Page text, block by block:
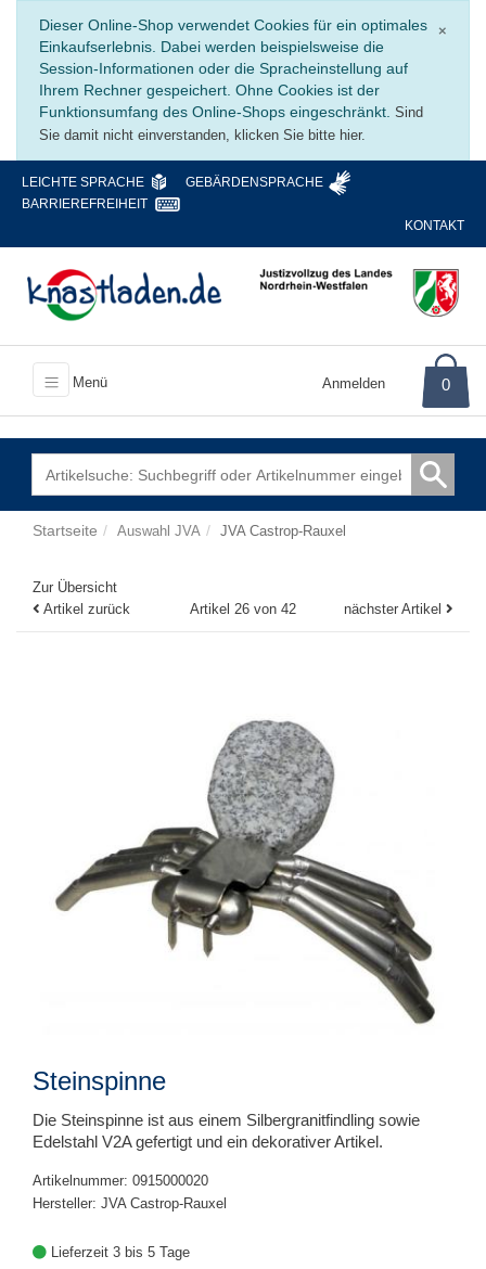
×
Dieser Online-Shop verwendet Cookies für ein optimales
Einkaufserlebnis. Dabei werden beispielsweise die
Session-Informationen oder die Spracheinstellung auf
Ihrem Rechner gespeichert. Ohne Cookies ist der
Funktionsumfang des Online-Shops eingeschränkt. Sind
Sie damit nicht einverstanden, klicken Sie bitte hier.
LEICHTE SPRACHE
GEBÄRDENSPRACHE
BARRIEREFREIHEIT
KONTAKT
Menü Anmelden 0
Startseite Auswahl JVA JVA Castrop-Rauxel
Zur Übersicht
Artikel zurück
Artikel 26 von 42 nächster Artikel
Steinspinne
Die Steinspinne ist aus einem Silbergranitfindling sowie
Edelstahl V2A gefertigt und ein dekorativer Artikel.
Artikelnummer: 0915000020
Hersteller: JVA Castrop-Rauxel
Lieferzeit 3 bis 5 Tage